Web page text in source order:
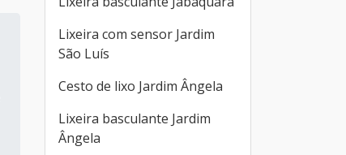
Lixeira com sensor Jardim
São Luís
Cesto de lixo Jardim Ângela
Lixeira basculante Jardim
Ângela